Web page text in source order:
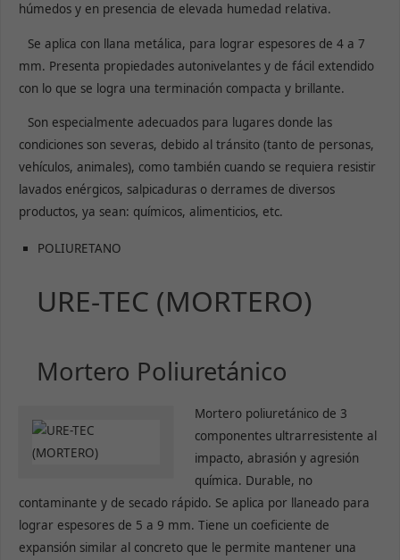
húmedos y en presencia de elevada humedad relativa.
Se aplica con llana metálica, para lograr espesores de 4 a 7
mm. Presenta propiedades autonivelantes y de fácil extendido
con lo que se logra una terminación compacta y brillante.
Son especialmente adecuados para lugares donde las
condiciones son severas, debido al tránsito (tanto de personas,
vehículos, animales), como también cuando se requiera resistir
lavados enérgicos, salpicaduras o derrames de diversos
productos, ya sean: químicos, alimenticios, etc.
POLIURETANO
URE-TEC (MORTERO)
Mortero Poliuretánico
Mortero poliuretánico de 3
componentes ultrarresistente al
impacto, abrasión y agresión
química. Durable, no
contaminante y de secado rápido. Se aplica por llaneado para
lograr espesores de 5 a 9 mm. Tiene un coeficiente de
expansión similar al concreto que le permite mantener una